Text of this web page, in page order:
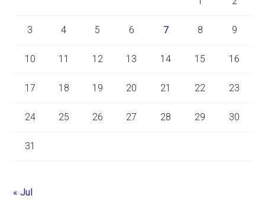
3 4 5 6 7 8 9
10 11 12 13 14 15 16
17 18 19 20 21 22 23
24 25 26 27 28 29 30
31
« Jul